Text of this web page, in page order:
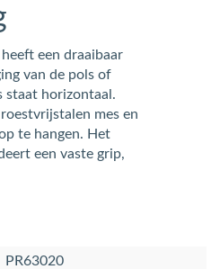
een draaibaar
van de pols of
staat horizontaal.
mes en
te hangen. Het
een vaste grip,
PR63020